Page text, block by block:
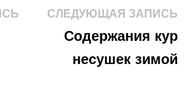
Предыдущая
запись:
СЛЕДУЮЩАЯ ЗАПИСЬ
Содержания кур
несушек зимой